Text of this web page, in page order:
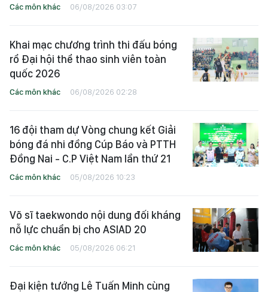
Các môn khác 06/08/2026 03:07
Khai mạc chương trình thi đấu bóng
rổ Đại hội thể thao sinh viên toàn
quốc 2026
Các môn khác 06/08/2026 02:28
16 đội tham dự Vòng chung kết Giải
bóng đá nhi đồng Cúp Báo và PTTH
Đồng Nai - C.P Việt Nam lần thứ 21
Các môn khác 05/08/2026 10:23
Võ sĩ taekwondo nội dung đối kháng
nỗ lực chuẩn bị cho ASIAD 20
Các môn khác 05/08/2026 06:21
Đại kiện tướng Lê Tuấn Minh cùng